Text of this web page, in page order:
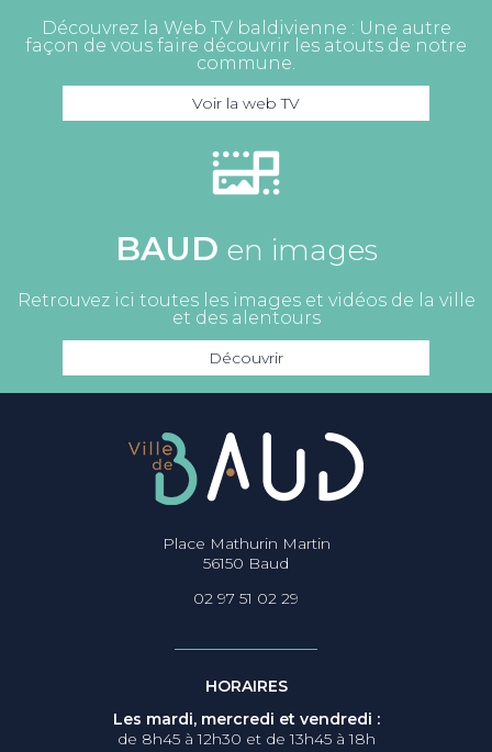
Découvrez la Web TV baldivienne : Une autre
façon de vous faire découvrir les atouts de notre
commune.
Voir la web TV
BAUD en images
Retrouvez ici toutes les images et vidéos de la ville
et des alentours
Découvrir
Place Mathurin Martin
56150 Baud
02 97 51 02 29
HORAIRES
Les mardi, mercredi et vendredi :
de 8h45 à 12h30 et de 13h45 à 18h